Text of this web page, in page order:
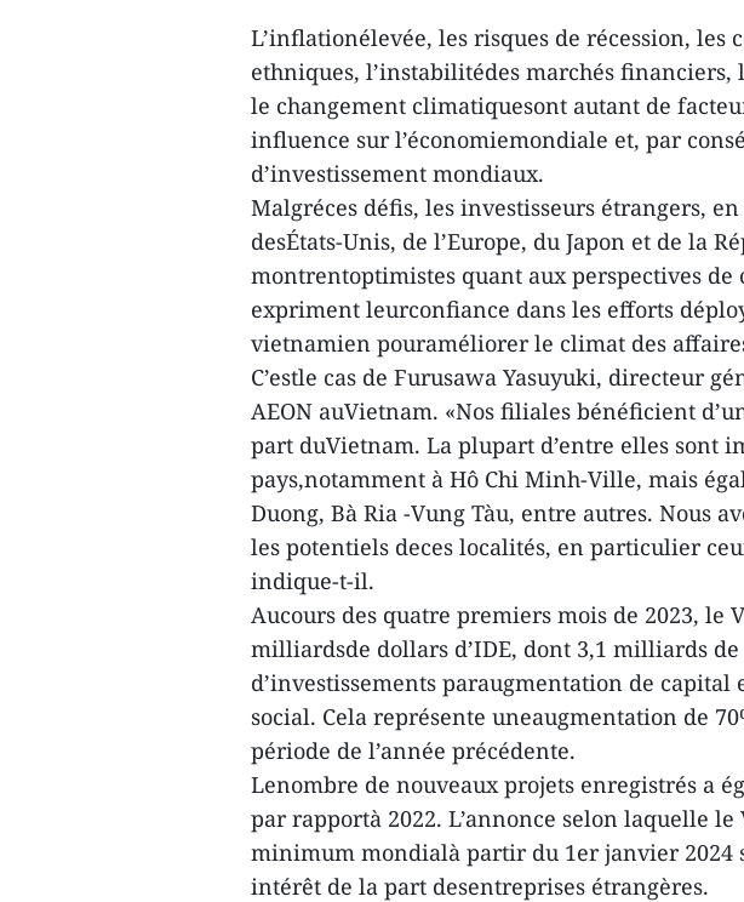
L’inflationélevée, les risques de récession, les
ethniques, l’instabilitédes marchés financiers,
le changement climatiquesont autant de
influence sur l’économiemondiale et, par
d’investissement mondiaux.
Malgréces défis, les investisseurs étrangers,
desÉtats-Unis, de l’Europe, du Japon et de la
montrentoptimistes quant aux perspectives de
expriment leurconfiance dans les efforts
vietnamien pouraméliorer le climat des
C’estle cas de Furusawa Yasuyuki, directeur
AEON auVietnam. «Nos filiales bénéficient
part duVietnam. La plupart d’entre elles sont
pays,notamment à Hô Chi Minh-Ville, mais
Duong, Bà Ria -Vung Tàu, entre autres. Nous
les potentiels deces localités, en particulier
indique-t-il.
Aucours des quatre premiers mois de 2023, le
milliardsde dollars d’IDE, dont 3,1 milliards
d’investissements paraugmentation de capital
social. Cela représente uneaugmentation de
période de l’année précédente.
Lenombre de nouveaux projets enregistrés a
par rapportà 2022. L’annonce selon laquelle
minimum mondialà partir du 1er janvier 2024
intérêt de la part desentreprises étrangères.